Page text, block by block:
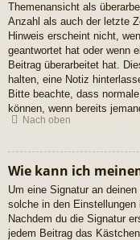
Themenansicht als
Anzahl als auch der letzte
Hinweis erscheint nicht,
geantwortet hat oder wenn
Beitrag überarbeitet hat.
halten, eine Notiz
Bitte beachte, dass
können, wenn bereits
Nach oben
Wie kann ich
Um eine Signatur an
solche in den Einstellungen
Nachdem du die Signatur
jedem Beitrag das